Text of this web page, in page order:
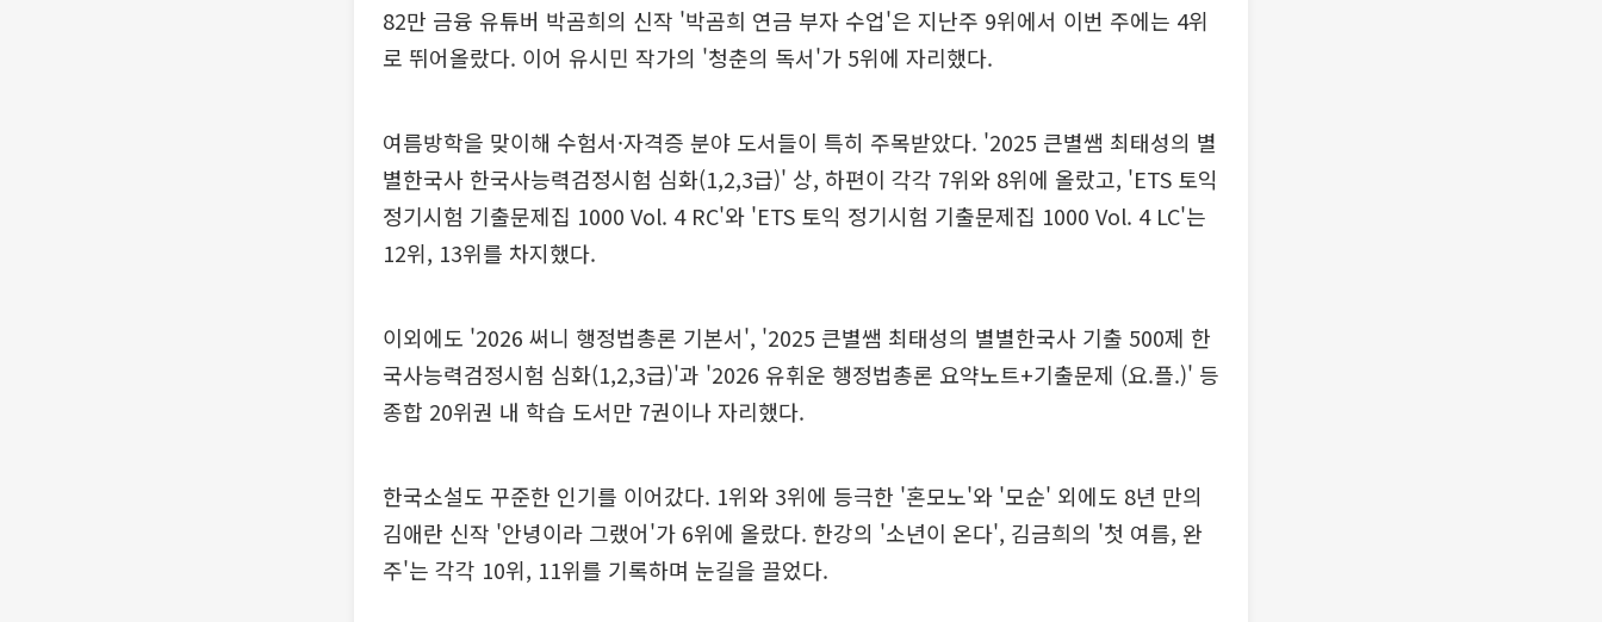
82만 금융 유튜버 박곰희의 신작 '박곰희 연금 부자 수업'은 지난주 9위에서 이번 주에는 4위
로 뛰어올랐다. 이어 유시민 작가의 '청춘의 독서'가 5위에 자리했다.
여름방학을 맞이해 수험서·자격증 분야 도서들이 특히 주목받았다. '2025 큰별쌤 최태성의 별
별한국사 한국사능력검정시험 심화(1,2,3급)' 상, 하편이 각각 7위와 8위에 올랐고, 'ETS 토익
정기시험 기출문제집 1000 Vol. 4 RC'와 'ETS 토익 정기시험 기출문제집 1000 Vol. 4 LC'는
12위, 13위를 차지했다.
이외에도 '2026 써니 행정법총론 기본서', '2025 큰별쌤 최태성의 별별한국사 기출 500제 한
국사능력검정시험 심화(1,2,3급)'과 '2026 유휘운 행정법총론 요약노트+기출문제 (요.플.)' 등
종합 20위권 내 학습 도서만 7권이나 자리했다.
한국소설도 꾸준한 인기를 이어갔다. 1위와 3위에 등극한 '혼모노'와 '모순' 외에도 8년 만의
김애란 신작 '안녕이라 그랬어'가 6위에 올랐다. 한강의 '소년이 온다', 김금희의 '첫 여름, 완
주'는 각각 10위, 11위를 기록하며 눈길을 끌었다.